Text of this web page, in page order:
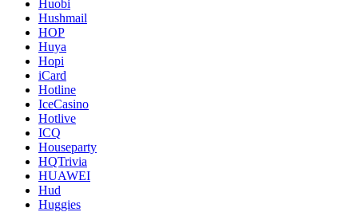
Huobi
Hushmail
HOP
Huya
Hopi
iCard
Hotline
IceCasino
Hotlive
ICQ
Houseparty
HQTrivia
HUAWEI
Hud
Huggies